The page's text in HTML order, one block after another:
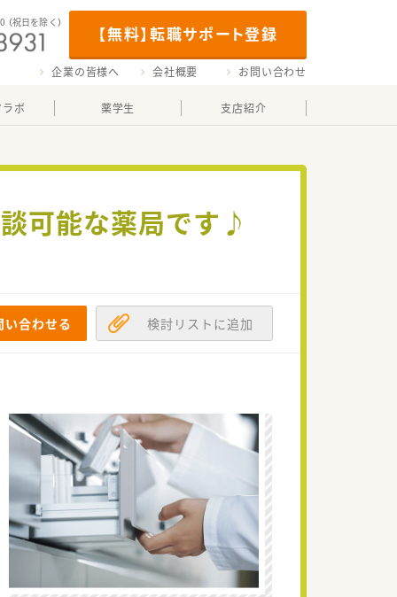
【無料】転職サポート登録
（祝日を除く）
企業の皆様へ 会社概要 お問い合わせ
ボ 薬学生 支店紹介
可能な薬局です♪
い合わせる 検討リストに追加